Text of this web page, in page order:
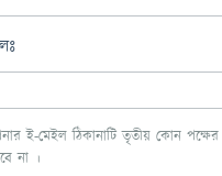
ই-মেইল ঠিকানাটি তৃতীয় কোন পক্ষের
না ।